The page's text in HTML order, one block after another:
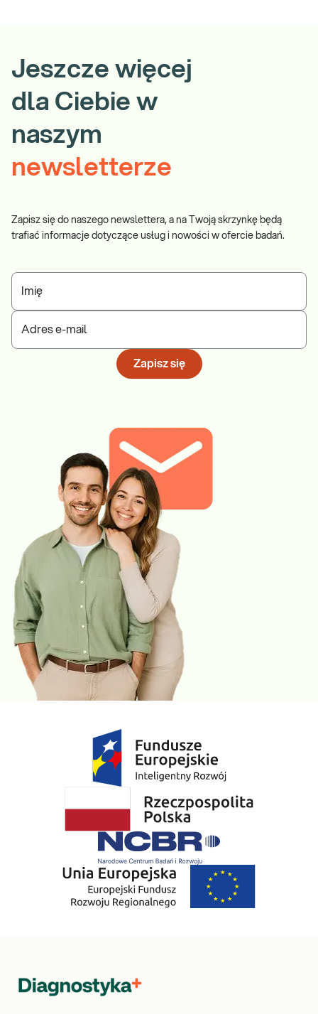
Jeszcze więcej
dla Ciebie w
naszym
newsletterze
Zapisz się do naszego newslettera, a na Twoją skrzynkę będą
trafiać informacje dotyczące usług i nowości w ofercie badań.
Imię
Adres e-mail
Zapisz się